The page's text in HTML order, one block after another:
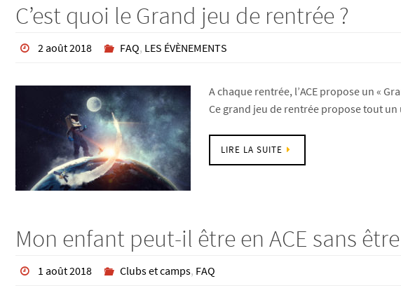
C’est quoi le Grand jeu de rentrée ?
2 août 2018 FAQ, LES ÉVÈNEMENTS
A chaque rentrée, l’ACE propose un «
Ce grand jeu de rentrée propose tout
LIRE LA SUITE
Mon enfant peut-il être en ACE sans
1 août 2018 Clubs et camps, FAQ